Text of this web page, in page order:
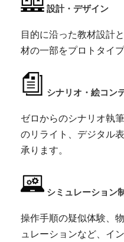
設計・デザイン
目的に沿った教材設計
材の一部をプロトタイ
シナリオ・絵コン
ゼロからのシナリオ執
のリライト、デジタル
承ります。
シミュレーション
操作手順の疑似体験、
ュレーションなど、イ